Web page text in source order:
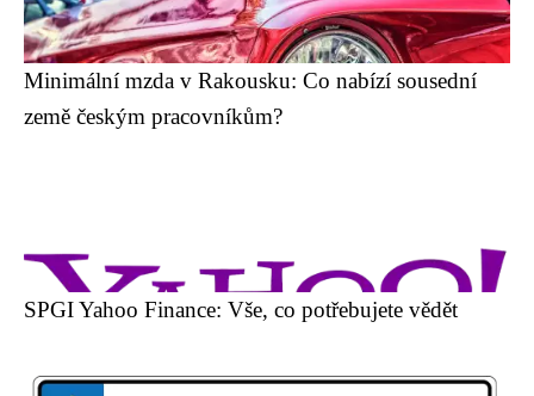
Minimální mzda v Rakousku: Co nabízí sousední
země českým pracovníkům?
SPGI Yahoo Finance: Vše, co potřebujete vědět